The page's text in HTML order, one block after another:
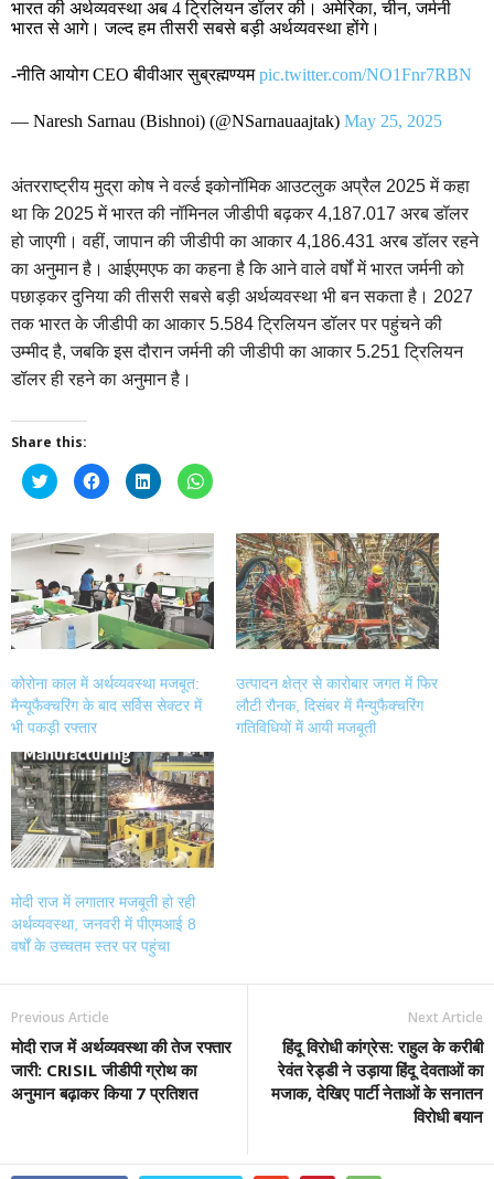
भारत की अर्थव्यवस्था अब 4 ट्रिलियन डॉलर की। अमेरिका, चीन, जर्मनी
भारत से आगे। जल्द हम तीसरी सबसे बड़ी अर्थव्यवस्था होंगे।
-नीति आयोग CEO बीवीआर सुब्रह्मण्यमpic.twitter.com/NO1Fnr7RBN
— Naresh Sarnau (Bishnoi) (@NSarnauaajtak) May 25, 2025
अंतरराष्ट्रीय मुद्रा कोष ने वर्ल्ड इकोनॉमिक आउटलुक अप्रैल 2025 में कहा
था कि 2025 में भारत की नॉमिनल जीडीपी बढ़कर 4,187.017 अरब डॉलर
हो जाएगी। वहीं, जापान की जीडीपी का आकार 4,186.431 अरब डॉलर रहने
का अनुमान है। आईएमएफ का कहना है कि आने वाले वर्षों में भारत जर्मनी को
पछाड़कर दुनिया की तीसरी सबसे बड़ी अर्थव्यवस्था भी बन सकता है। 2027
तक भारत के जीडीपी का आकार 5.584 ट्रिलियन डॉलर पर पहुंचने की
उम्मीद है, जबकि इस दौरान जर्मनी की जीडीपी का आकार 5.251 ट्रिलियन
डॉलर ही रहने का अनुमान है।
Share this:
Click
to
share
Twitter
(Opens
in
window)
Click
to
share
Facebook
(Opens
in
new
window)
Click
to
share
LinkedIn
(Opens
in
new
window)
Click
to
WhatsApp
(Opens
in
window)
कोरोना काल में अर्थव्यवस्था मजबूत:
मैन्यूफैक्चरिंग के बाद सर्विस सेक्टर में
भी पकड़ी रफ्तार
उत्पादन क्षेत्र से कारोबार जगत में फिर
लौटी रौनक, दिसंबर में मैन्युफैक्चरिंग
गतिविधियों में आयी मजबूती
मोदी राज में लगातार मजबूती हो रही
अर्थव्यवस्था, जनवरी में पीएमआई 8
वर्षों के उच्चतम स्तर पर पहुंचा
Previous Article
मोदी राज में अर्थव्यवस्था की तेज रफ्तार
जारी: CRISIL जीडीपी ग्रोथ का
अनुमान बढ़ाकर किया 7 प्रतिशत
Next Article
हिंदू विरोधी कांग्रेस: राहुल के करीबी
रेवंत रेड्डी ने उड़ाया हिंदू देवताओं का
मजाक, देखिए पार्टी नेताओं के सनातन
विरोधी बयान